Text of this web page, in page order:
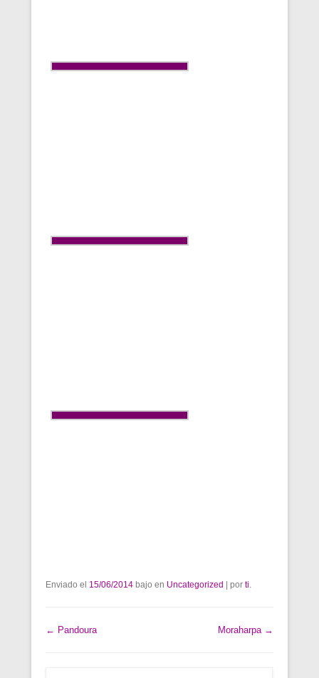
Enviado el 15/06/2014 bajo en Uncategorized por ti.
Post navigation
← Pandoura Moraharpa →